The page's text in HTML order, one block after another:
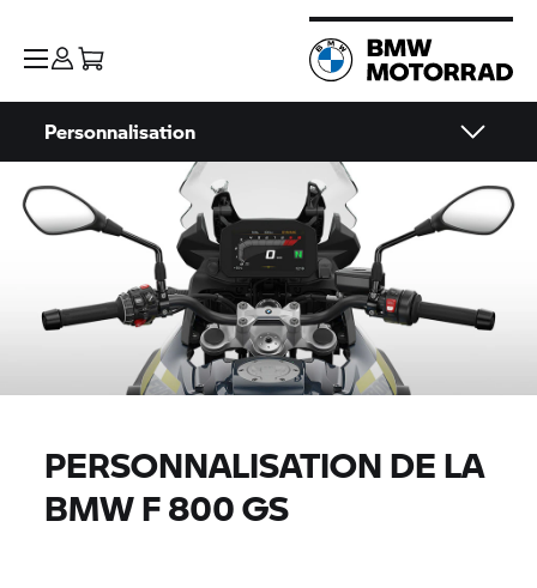
Personnalisation
PERSONNALISATION DE LA
BMWF 800 GS